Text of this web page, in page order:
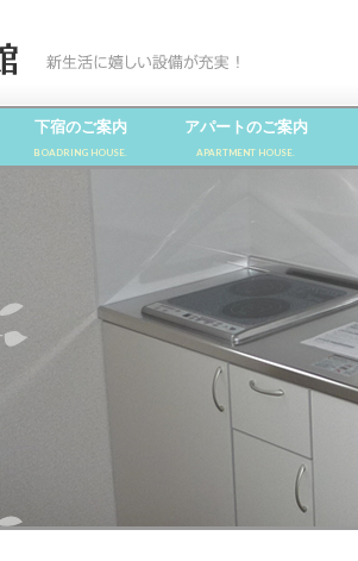
下宿のご案内
BOADRING HOUSE.
アパートのご案内
APARTMENT HOUSE.